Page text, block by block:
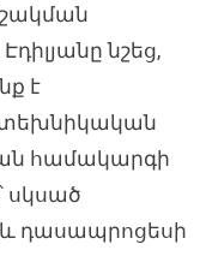
նշեց,
է
համակարգի
սկսած
դասապրոցեսի